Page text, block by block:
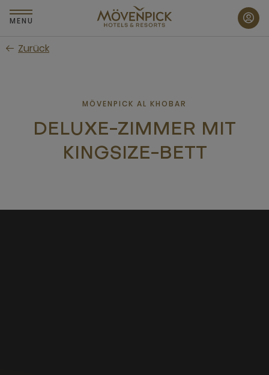
Zum
Hauptinhalt
MENU
Zurück
MÖVENPICK AL KHOBAR
DELUXE-ZIMMER MIT
KINGSIZE-BETT